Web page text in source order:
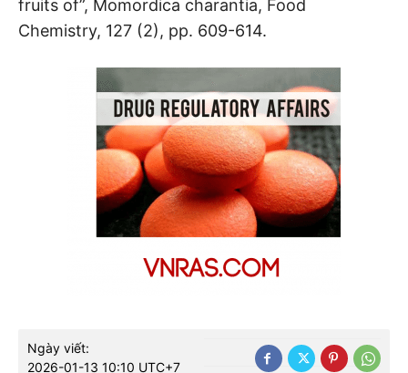
fruits of”, Momordica charantia, Food
Chemistry, 127 (2), pp. 609-614.
Ngày viết:
2026-01-13 10:10 UTC+7